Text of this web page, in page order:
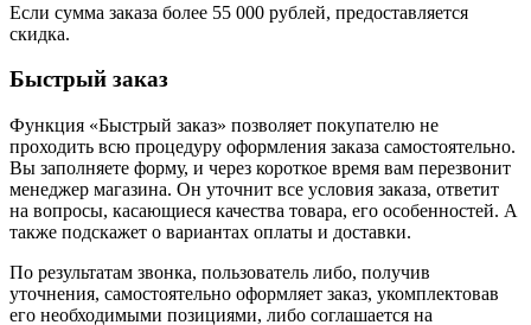
Если сумма заказа более 55 000 рублей, предоставляется
скидка.
Быстрый заказ
Функция «Быстрый заказ» позволяет покупателю не
проходить всю процедуру оформления заказа самостоятельно.
Вы заполняете форму, и через короткое время вам перезвонит
менеджер магазина. Он уточнит все условия заказа, ответит
на вопросы, касающиеся качества товара, его особенностей. А
также подскажет о вариантах оплаты и доставки.
По результатам звонка, пользователь либо, получив
уточнения, самостоятельно оформляет заказ, укомплектовав
его необходимыми позициями, либо соглашается на